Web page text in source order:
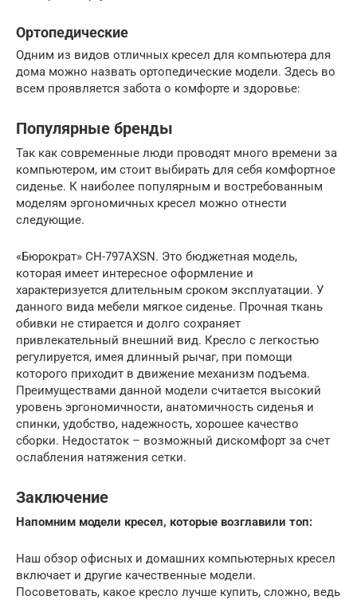
Ортопедические
Одним из видов отличных кресел для компьютера для
дома можно назвать ортопедические модели. Здесь во
всем проявляется забота о комфорте и здоровье:
Популярные бренды
Так как современные люди проводят много времени за
компьютером, им стоит выбирать для себя комфортное
сиденье. К наиболее популярным и востребованным
моделям эргономичных кресел можно отнести
следующие.
«Бюрократ» CH-797AXSN. Это бюджетная модель,
которая имеет интересное оформление и
характеризуется длительным сроком эксплуатации. У
данного вида мебели мягкое сиденье. Прочная ткань
обивки не стирается и долго сохраняет
привлекательный внешний вид. Кресло с легкостью
регулируется, имея длинный рычаг, при помощи
которого приходит в движение механизм подъема.
Преимуществами данной модели считается высокий
уровень эргономичности, анатомичность сиденья и
спинки, удобство, надежность, хорошее качество
сборки. Недостаток – возможный дискомфорт за счет
ослабления натяжения сетки.
Заключение
Напомним модели кресел, которые возглавили топ:
Наш обзор офисных и домашних компьютерных кресел
включает и другие качественные модели.
Посоветовать, какое кресло лучше купить, сложно, ведь